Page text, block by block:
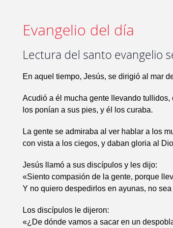
Evangelio del día
Lectura del santo evangelio
En aquel tiempo, Jesús, se dirigió al mar
Acudió a él mucha gente llevando
los ponían a sus pies, y él los curaba.
La gente se admiraba al ver hablar a los
con vista a los ciegos, y daban gloria al
Jesús llamó a sus discípulos y les dijo:
«Siento compasión de la gente, porque
Y no quiero despedirlos en ayunas, no
Los discípulos le dijeron:
«¿De dónde vamos a sacar en un